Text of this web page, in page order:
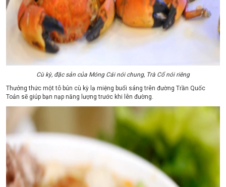
Cù kỳ, đặc sản của Móng Cái nói chung, Trà Cổ nói riêng
Thưởng thức một tô bún cù kỳ lạ miệng buổi sáng trên đường Trần Quốc
Toản sẽ giúp bạn nạp năng lượng trước khi lên đường.